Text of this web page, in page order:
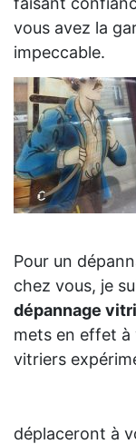
vous avez la
impeccable.
Pour un
chez vous, je
dépannage
mets en effet
vitriers
déplaceront à